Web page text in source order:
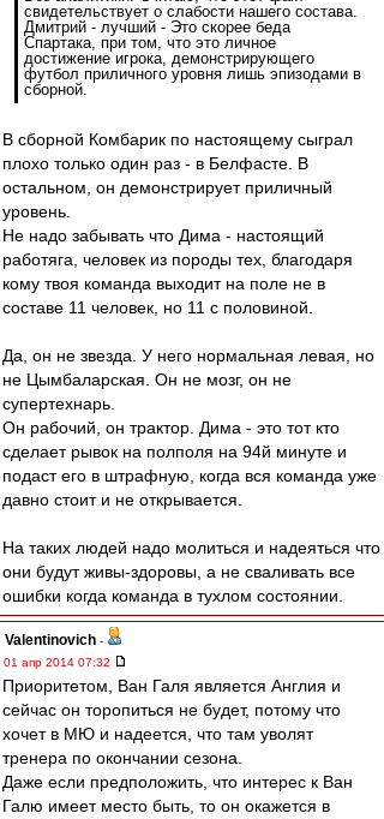
свидетельствует о слабости нашего состава.
Дмитрий - лучший - Это скорее беда
Спартака, при том, что это личное
достижение игрока, демонстрирующего
футбол приличного уровня лишь эпизодами в
сборной.
В сборной Комбарик по настоящему сыграл
плохо только один раз - в Белфасте. В
остальном, он демонстрирует приличный
уровень.
Не надо забывать что Дима - настоящий
работяга, человек из породы тех, благодаря
кому твоя команда выходит на поле не в
составе 11 человек, но 11 с половиной.
Да, он не звезда. У него нормальная левая, но
не Цымбаларская. Он не мозг, он не
супертехнарь.
Он рабочий, он трактор. Дима - это тот кто
сделает рывок на полполя на 94й минуте и
подаст его в штрафную, когда вся команда уже
давно стоит и не открывается.
На таких людей надо молиться и надеяться что
они будут живы-здоровы, а не сваливать все
ошибки когда команда в тухлом состоянии.
Valentinovich -
01 апр 2014 07:32
Приоритетом, Ван Галя является Англия и
сейчас он торопиться не будет, потому что
хочет в МЮ и надеется, что там уволят
тренера по окончании сезона.
Даже если предположить, что интерес к Ван
Галю имеет место быть, то он окажется в